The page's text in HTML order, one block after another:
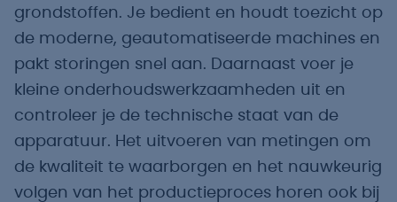
grondstoffen. Je bedient en houdt toezicht op
de moderne, geautomatiseerde machines en
pakt storingen snel aan. Daarnaast voer je
kleine onderhoudswerkzaamheden uit en
controleer je de technische staat van de
apparatuur. Het uitvoeren van metingen om
de kwaliteit te waarborgen en het nauwkeurig
volgen van het productieproces horen ook bij